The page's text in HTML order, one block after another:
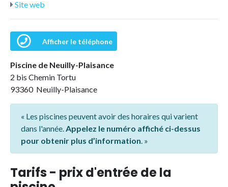
Site web
Afficher le téléphone
Piscine de Neuilly-Plaisance
2 bis Chemin Tortu
93360 Neuilly-Plaisance
« Les piscines peuvent avoir des horaires qui varient
dans l'année.Appelez le numéro affiché ci-dessus
pour obtenir plus d’information. »
Tarifs - prix d'entrée de la